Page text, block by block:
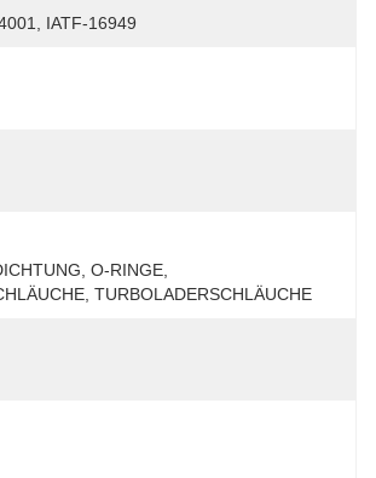
IATF-16949
O-RINGE,
TURBOLADERSCHLÄUCHE